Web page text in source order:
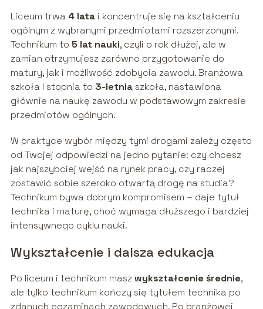
Liceum trwa 4 latai koncentruje się na kształceniu
ogólnym z wybranymi przedmiotami rozszerzonymi.
Technikum to 5 lat nauki, czyli o rok dłużej, ale w
zamian otrzymujesz zarówno przygotowanie do
matury, jak i możliwość zdobycia zawodu. Branżowa
szkoła I stopnia to 3-letniaszkoła, nastawiona
głównie na naukę zawodu w podstawowym zakresie
przedmiotów ogólnych.
W praktyce wybór między tymi drogami zależy często
od Twojej odpowiedzi na jedno pytanie: czy chcesz
jak najszybciej wejść na rynek pracy, czy raczej
zostawić sobie szeroko otwartą drogę na studia?
Technikum bywa dobrym kompromisem – daje tytuł
technika i maturę, choć wymaga dłuższego i bardziej
intensywnego cyklu nauki.
Wykształcenie i dalsza edukacja
Po liceum i technikum masz wykształcenie średnie,
ale tylko technikum kończy się tytułem technika po
zdanych egzaminach zawodowych. Po branżowej